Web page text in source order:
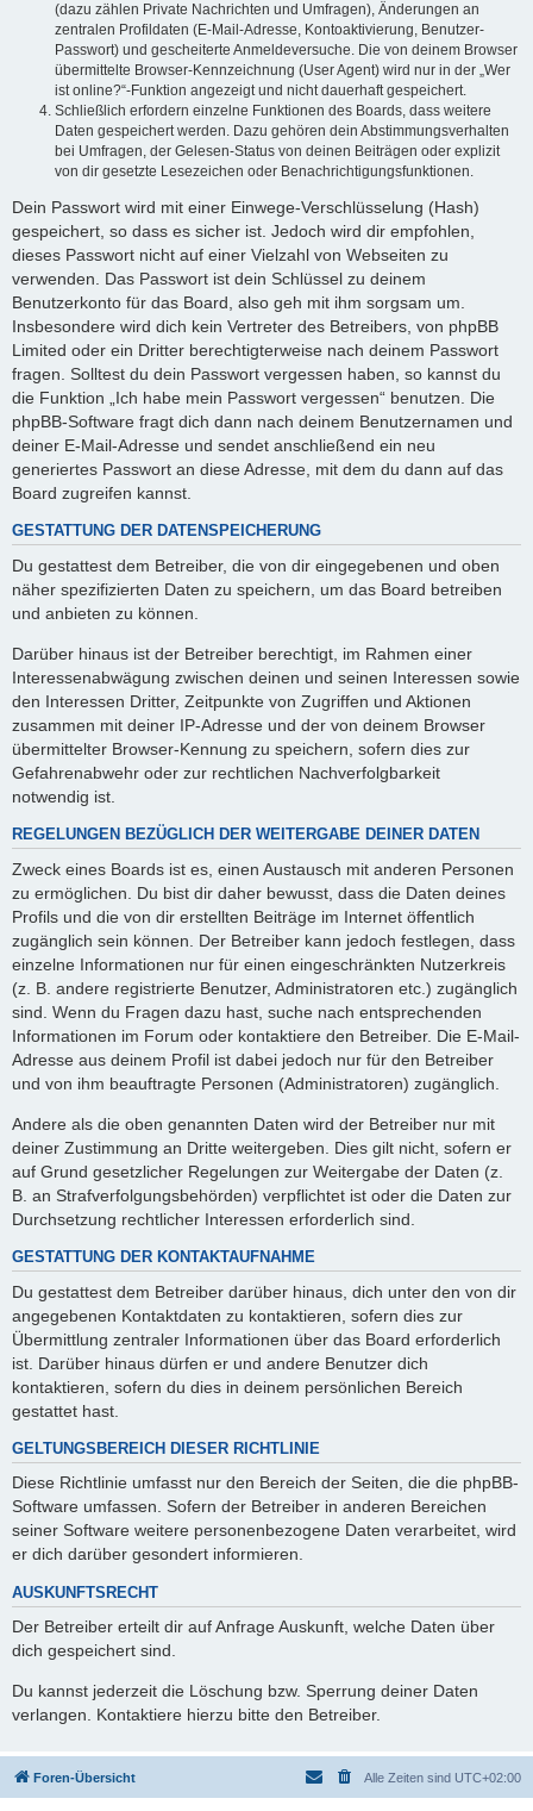
(dazu zählen Private Nachrichten und Umfragen), Änderungen an
zentralen Profildaten (E-Mail-Adresse, Kontoaktivierung, Benutzer-
Passwort) und gescheiterte Anmeldeversuche. Die von deinem Browser
übermittelte Browser-Kennzeichnung (User Agent) wird nur in der „Wer
ist online?“-Funktion angezeigt und nicht dauerhaft gespeichert.
Schließlich erfordern einzelne Funktionen des Boards, dass weitere
Daten gespeichert werden. Dazu gehören dein Abstimmungsverhalten
bei Umfragen, der Gelesen-Status von deinen Beiträgen oder explizit
von dir gesetzte Lesezeichen oder Benachrichtigungsfunktionen.
Dein Passwort wird mit einer Einwege-Verschlüsselung (Hash)
gespeichert, so dass es sicher ist. Jedoch wird dir empfohlen,
dieses Passwort nicht auf einer Vielzahl von Webseiten zu
verwenden. Das Passwort ist dein Schlüssel zu deinem
Benutzerkonto für das Board, also geh mit ihm sorgsam um.
Insbesondere wird dich kein Vertreter des Betreibers, von phpBB
Limited oder ein Dritter berechtigterweise nach deinem Passwort
fragen. Solltest du dein Passwort vergessen haben, so kannst du
die Funktion „Ich habe mein Passwort vergessen“ benutzen. Die
phpBB-Software fragt dich dann nach deinem Benutzernamen und
deiner E-Mail-Adresse und sendet anschließend ein neu
generiertes Passwort an diese Adresse, mit dem du dann auf das
Board zugreifen kannst.
GESTATTUNG DER DATENSPEICHERUNG
Du gestattest dem Betreiber, die von dir eingegebenen und oben
näher spezifizierten Daten zu speichern, um das Board betreiben
und anbieten zu können.
Darüber hinaus ist der Betreiber berechtigt, im Rahmen einer
Interessenabwägung zwischen deinen und seinen Interessen sowie
den Interessen Dritter, Zeitpunkte von Zugriffen und Aktionen
zusammen mit deiner IP-Adresse und der von deinem Browser
übermittelter Browser-Kennung zu speichern, sofern dies zur
Gefahrenabwehr oder zur rechtlichen Nachverfolgbarkeit
notwendig ist.
REGELUNGEN BEZÜGLICH DER WEITERGABE DEINER DATEN
Zweck eines Boards ist es, einen Austausch mit anderen Personen
zu ermöglichen. Du bist dir daher bewusst, dass die Daten deines
Profils und die von dir erstellten Beiträge im Internet öffentlich
zugänglich sein können. Der Betreiber kann jedoch festlegen, dass
einzelne Informationen nur für einen eingeschränkten Nutzerkreis
(z. B. andere registrierte Benutzer, Administratoren etc.) zugänglich
sind. Wenn du Fragen dazu hast, suche nach entsprechenden
Informationen im Forum oder kontaktiere den Betreiber. Die E-Mail-
Adresse aus deinem Profil ist dabei jedoch nur für den Betreiber
und von ihm beauftragte Personen (Administratoren) zugänglich.
Andere als die oben genannten Daten wird der Betreiber nur mit
deiner Zustimmung an Dritte weitergeben. Dies gilt nicht, sofern er
auf Grund gesetzlicher Regelungen zur Weitergabe der Daten (z.
B. an Strafverfolgungsbehörden) verpflichtet ist oder die Daten zur
Durchsetzung rechtlicher Interessen erforderlich sind.
GESTATTUNG DER KONTAKTAUFNAHME
Du gestattest dem Betreiber darüber hinaus, dich unter den von dir
angegebenen Kontaktdaten zu kontaktieren, sofern dies zur
Übermittlung zentraler Informationen über das Board erforderlich
ist. Darüber hinaus dürfen er und andere Benutzer dich
kontaktieren, sofern du dies in deinem persönlichen Bereich
gestattet hast.
GELTUNGSBEREICH DIESER RICHTLINIE
Diese Richtlinie umfasst nur den Bereich der Seiten, die die phpBB-
Software umfassen. Sofern der Betreiber in anderen Bereichen
seiner Software weitere personenbezogene Daten verarbeitet, wird
er dich darüber gesondert informieren.
AUSKUNFTSRECHT
Der Betreiber erteilt dir auf Anfrage Auskunft, welche Daten über
dich gespeichert sind.
Du kannst jederzeit die Löschung bzw. Sperrung deiner Daten
verlangen. Kontaktiere hierzu bitte den Betreiber.
Foren-Übersicht Alle Zeiten sind UTC+02:00